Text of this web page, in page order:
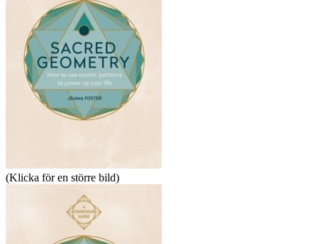
(Klicka för en större bild)